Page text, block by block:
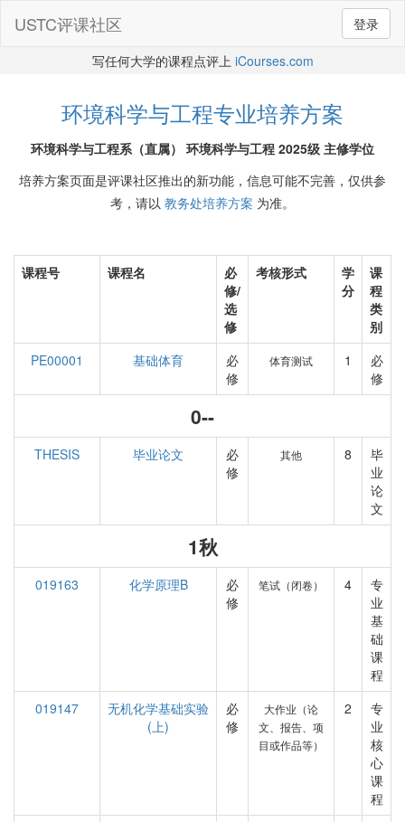
登录
USTC评课社区
写任何大学的课程点评上 iCourses.com
环境科学与工程专业培养方案
环境科学与工程系（直属） 环境科学与工程 2025级 主修学位
培养方案页面是评课社区推出的新功能，信息可能不完善，仅供参
考，请以 教务处培养方案 为准。
课程号 课程名
必
修/
选
修
考核形式
学
分
课
程
类
别
PE00001
基础体育
必
修
体育测试 1
必
修
0--
THESIS 毕业论文
必
修
其他 8
毕
业
论
文
1秋
019163 化学原理B
必
修
笔试（闭卷） 4
专
业
基
础
课
程
019147
无机化学基础实验
(上)
必
修
大作业（论
文、报告、项
目或作品等）
2
专
业
核
心
课
程